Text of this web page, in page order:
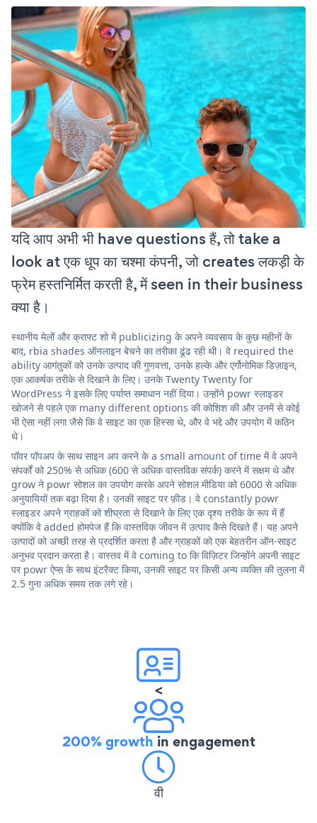
यदि आप अभी भी have questions हैं, तो take a
look at एक धूप का चश्मा कंपनी, जो creates लकड़ी के
फ्रेम हस्तनिर्मित करती है, में seen in their business
क्या है।
स्थानीय मेलों और क्राफ्ट शो में publicizing के अपने व्यवसाय के कुछ महीनों के
बाद, rbia shades ऑनलाइन बेचने का तरीका ढूंढ रही थी। वे required the
ability आगंतुकों को उनके उत्पाद की गुणवत्ता, उनके हल्के और एर्गोनोमिक डिज़ाइन,
एक आकर्षक तरीके से दिखाने के लिए। उनके Twenty Twenty for
WordPress ने इसके लिए पर्याप्त समाधान नहीं दिया। उन्होंने powr स्लाइडर
खोजने से पहले एक many different options की कोशिश की और उनमें से कोई
भी ऐसा नहीं लगा जैसे कि वे साइट का एक हिस्सा थे, और वे भद्दे और उपयोग में कठिन
थे।
पॉवर पॉपअप के साथ साइन अप करने के a small amount of time में वे अपने
संपर्कों को 250% से अधिक (600 से अधिक वास्तविक संपर्क) करने में सक्षम थे और
grow ने powr सोशल का उपयोग करके अपने सोशल मीडिया को 6000 से अधिक
अनुयायियों तक बढ़ा दिया है। उनकी साइट पर फ़ीड। वे constantly powr
स्लाइडर अपने ग्राहकों को शीघ्रता से दिखाने के लिए एक दृश्य तरीके के रूप में हैं
क्योंकि वे added होमपेज हैं कि वास्तविक जीवन में उत्पाद कैसे दिखते हैं। यह अपने
उत्पादों को अच्छी तरह से प्रदर्शित करता है और ग्राहकों को एक बेहतरीन ऑन-साइट
अनुभव प्रदान करता है। वास्तव में वे coming to कि विज़िटर जिन्होंने अपनी साइट
पर powr ऐप्स के साथ इंटरैक्ट किया, उनकी साइट पर किसी अन्य व्यक्ति की तुलना में
2.5 गुना अधिक समय तक लगे रहे।
<
200% growth in engagement
वी